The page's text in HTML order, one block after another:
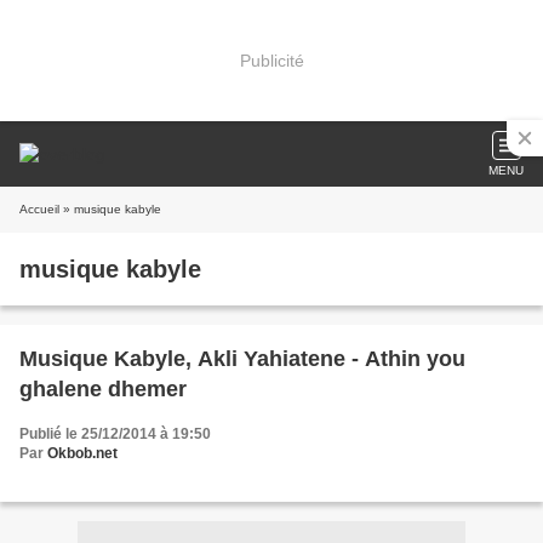
Publicité
MENU
Accueil » musique kabyle
musique kabyle
Musique Kabyle, Akli Yahiatene - Athin you
ghalene dhemer
Publié le 25/12/2014 à 19:50
Par Okbob.net